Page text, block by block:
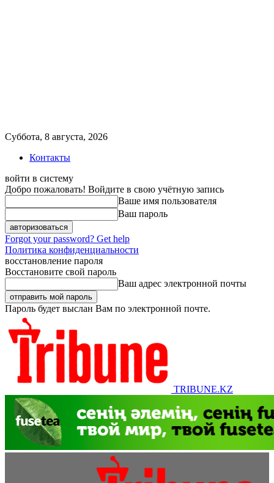
Суббота, 8 августа, 2026
Контакты
войти в систему
Добро пожаловать! Войдите в свою учётную запись
Ваше имя пользователя
Ваш пароль
Forgot your password? Get help
Политика конфиденциальности
восстановление пароля
Восстановите свой пароль
Ваш адрес электронной почты
Пароль будет выслан Вам по электронной почте.
TRIBUNE.KZ